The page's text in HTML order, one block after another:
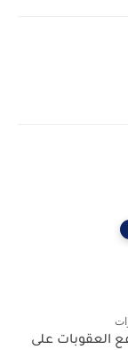
العقوبات على